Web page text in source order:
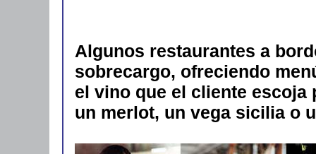
Algunos restaurantes a
sobrecargo, ofreciendo
el vino que el cliente escoja
un merlot, un vega sicilia o